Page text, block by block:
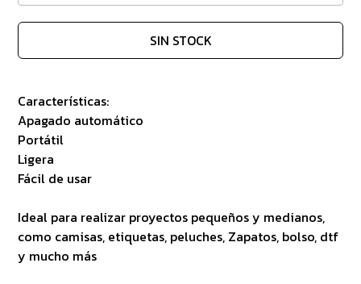
SIN STOCK
Características:
Apagado automático
Portátil
Ligera
Fácil de usar
Ideal para realizar proyectos pequeños y medianos,
como camisas, etiquetas, peluches, Zapatos, bolso, dtf
y mucho más